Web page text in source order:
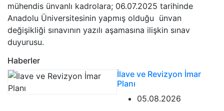
mühendis ünvanlı kadrolara; 06.07.2025 tarihinde
Anadolu Üniversitesinin yapmış olduğu ünvan
değişikliği sınavının yazılı aşamasına ilişkin sınav
duyurusu.
Haberler
İlave ve Revizyon İmar
Planı
05.08.2026